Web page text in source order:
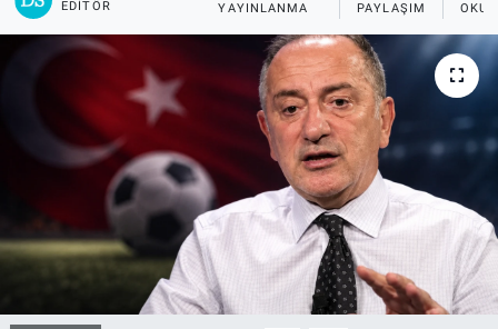
EDITÖR YAYINLANMA PAYLAŞIM
MANŞET
RESMİ İLANLAR
İLAN
Bize ulaşın
İletişim/Künye
Yaşam